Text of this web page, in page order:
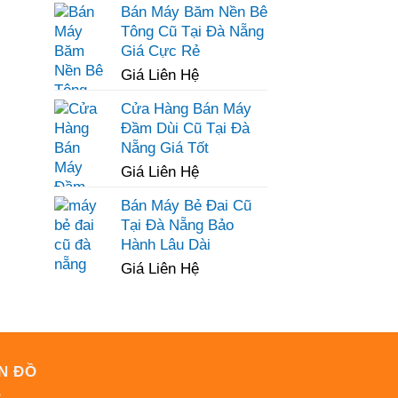
Bán Máy Băm Nền Bê
Tông Cũ Tại Đà Nẵng
Giá Cực Rẻ
Giá Liên Hệ
Cửa Hàng Bán Máy
Đầm Dùi Cũ Tại Đà
Nẵng Giá Tốt
Giá Liên Hệ
Bán Máy Bẻ Đai Cũ
Tại Đà Nẵng Bảo
Hành Lâu Dài
Giá Liên Hệ
ĐỒ